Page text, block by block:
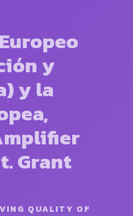
y
y la
Grant
QUALITY OF